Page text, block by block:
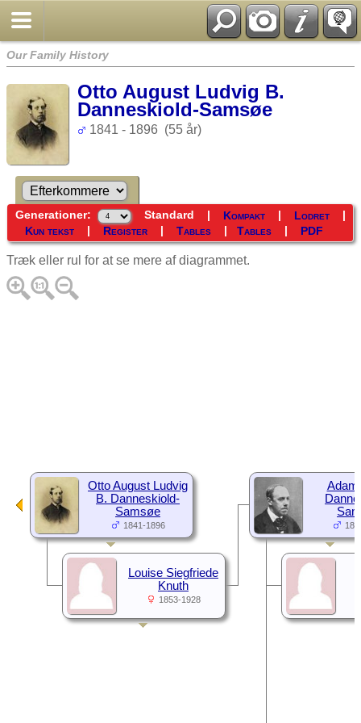
Our Family History
Otto August Ludvig B.
Danneskiold-Samsøe
1841 - 1896 (55 år)
Generationer: Standard | Kompakt| Lodret|
Kun tekst| Register| Tables| Tables| PDF
Træk eller rul for at se mere af diagrammet.
Adam
Otto August Ludvig
B. Danneskiold-
Samsøe
1841-1896
Louise Siegfriede
Knuth
1853-1928